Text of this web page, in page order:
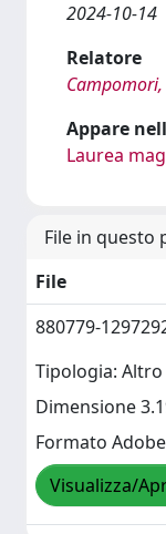
2024-10-14
Relatore
Appare
Laurea
File in questo
File
880779-
Tipologia:
Dimensione
Formato
Visualizza/